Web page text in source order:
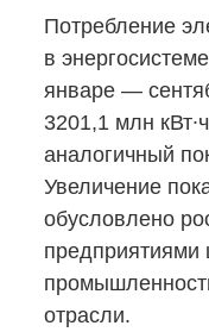
Потребление
в
январе —
3201,1 млн
аналогичный
Увеличение
обусловлено
предприятиями
отрасли.